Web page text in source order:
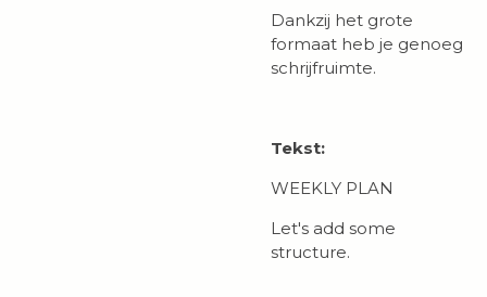
Dankzij het grote
formaat heb je genoeg
schrijfruimte.
Tekst:
WEEKLY PLAN
Let's add some
structure.